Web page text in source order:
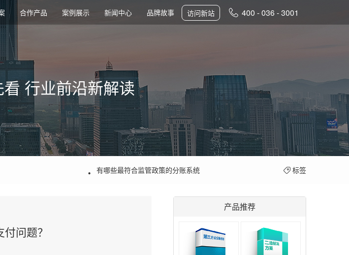
合作产品 案例展示 新闻中心 品牌故事 访问新站 400 - 036 - 3001
行业前沿新解读
标签
商务部等8单位关于开展2022年全国供应链创新与应用示范城市和示范企业申报工作的通知
投融汇和支付公司的区别：哪个才是电商公司的分账首选？
APP分账效率如何提高？
分账系统哪家好用？这么选不会错
有哪些最符合监管政策的分账系统
银联商务有分账系统吗？附分账系统产品介绍
问题？
产品推荐